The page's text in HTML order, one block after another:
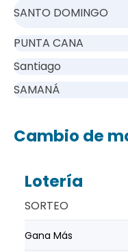
SANTO DOMINGO
PUNTA CANA
Santiago
SAMANÁ
Cambio de
Lotería
SORTEO
Gana Más